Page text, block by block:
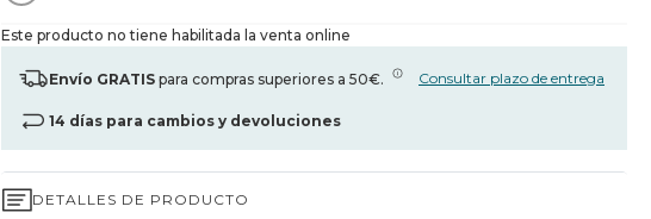
Este producto no tiene habilitada la venta online
Envío GRATIS para compras superiores a 50€. Consultar plazo de entrega
14 días para cambios y devoluciones
DETALLES DE PRODUCTO